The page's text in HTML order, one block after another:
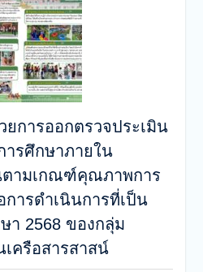
ามเกณฑ์
พื่อการ
ลิศประจำปี
งกลุ่ม
นเครือ
ยการออกตรวจประเมิน
รศึกษาภายใน
ตามเกณฑ์คุณภาพการ
การดำเนินการที่เป็น
า 2568 ของกลุ่ม
ครือสารสาสน์